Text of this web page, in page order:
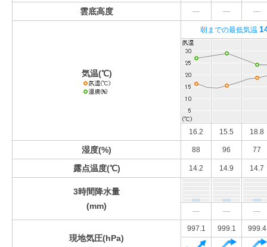
雲底高度 --- --- ---
気温(℃)
朝までの最低気温
16.2 15.5 18.8
湿度(%) 88 96 77
露点温度(℃) 14.2 14.9 14.7
3時間降水量
(mm)
--- --- ---
現地気圧(hPa)
997.1 999.1 999.4